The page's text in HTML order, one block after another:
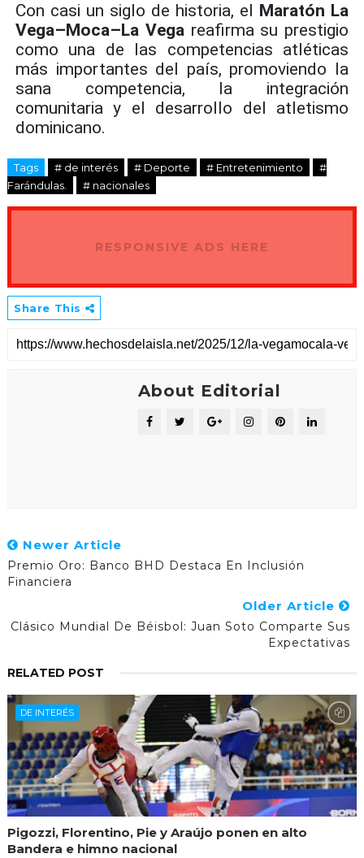
Con casi un siglo de historia, el Maratón La
Vega–Moca–La Vegareafirma su prestigio
como una de las competencias atléticas
más importantes del país, promoviendo la
sana competencia, la integración
comunitaria y el desarrollo del atletismo
dominicano.
Tags # de interés # Deporte # Entretenimiento
#
Farándulas.
# nacionales
RESPONSIVE ADS HERE
Share This
About Editorial
Newer Article
Premio Oro: Banco BHD Destaca En Inclusión
Financiera
Older Article
Clásico Mundial De Béisbol: Juan Soto Comparte Sus
Expectativas
RELATED POST
DE INTERÉS
Pigozzi, Florentino, Pie y Araújo ponen en alto
Bandera e himno nacional